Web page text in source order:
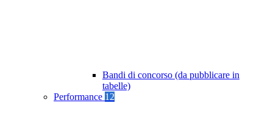
Bandi di concorso (da pubblicare in
tabelle)
Performance 12